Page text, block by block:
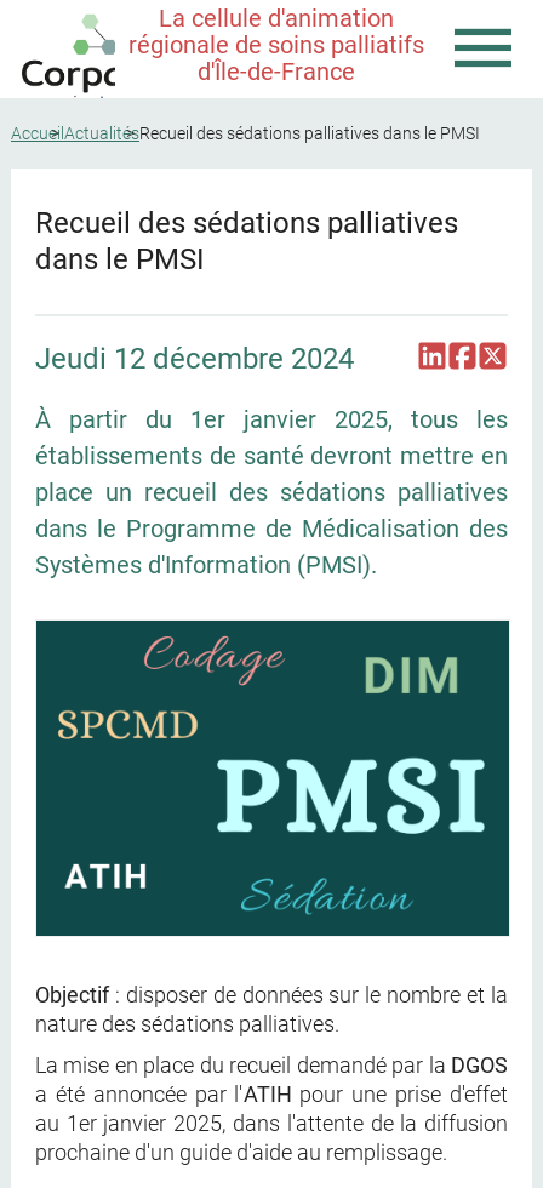
La cellule d'animation
régionale de soins palliatifs
d'Île-de-France
Accueil ActualitésRecueil des sédations palliatives dans le PMSI
Recueil des sédations palliatives
dans le PMSI
Jeudi 12 décembre 2024
À partir du 1er janvier 2025, tous les
établissements de santé devront mettre en
place un recueil des sédations palliatives
dans le Programme de Médicalisation des
Systèmes d'Information (PMSI).
Objectif: disposer de données sur le nombre et la
nature des sédations palliatives.
La mise en place du recueil demandé par la DGOS
a été annoncée par l'ATIH pour une prise d'effet
au 1er janvier 2025, dans l'attente de la diffusion
prochaine d'un guide d'aide au remplissage.